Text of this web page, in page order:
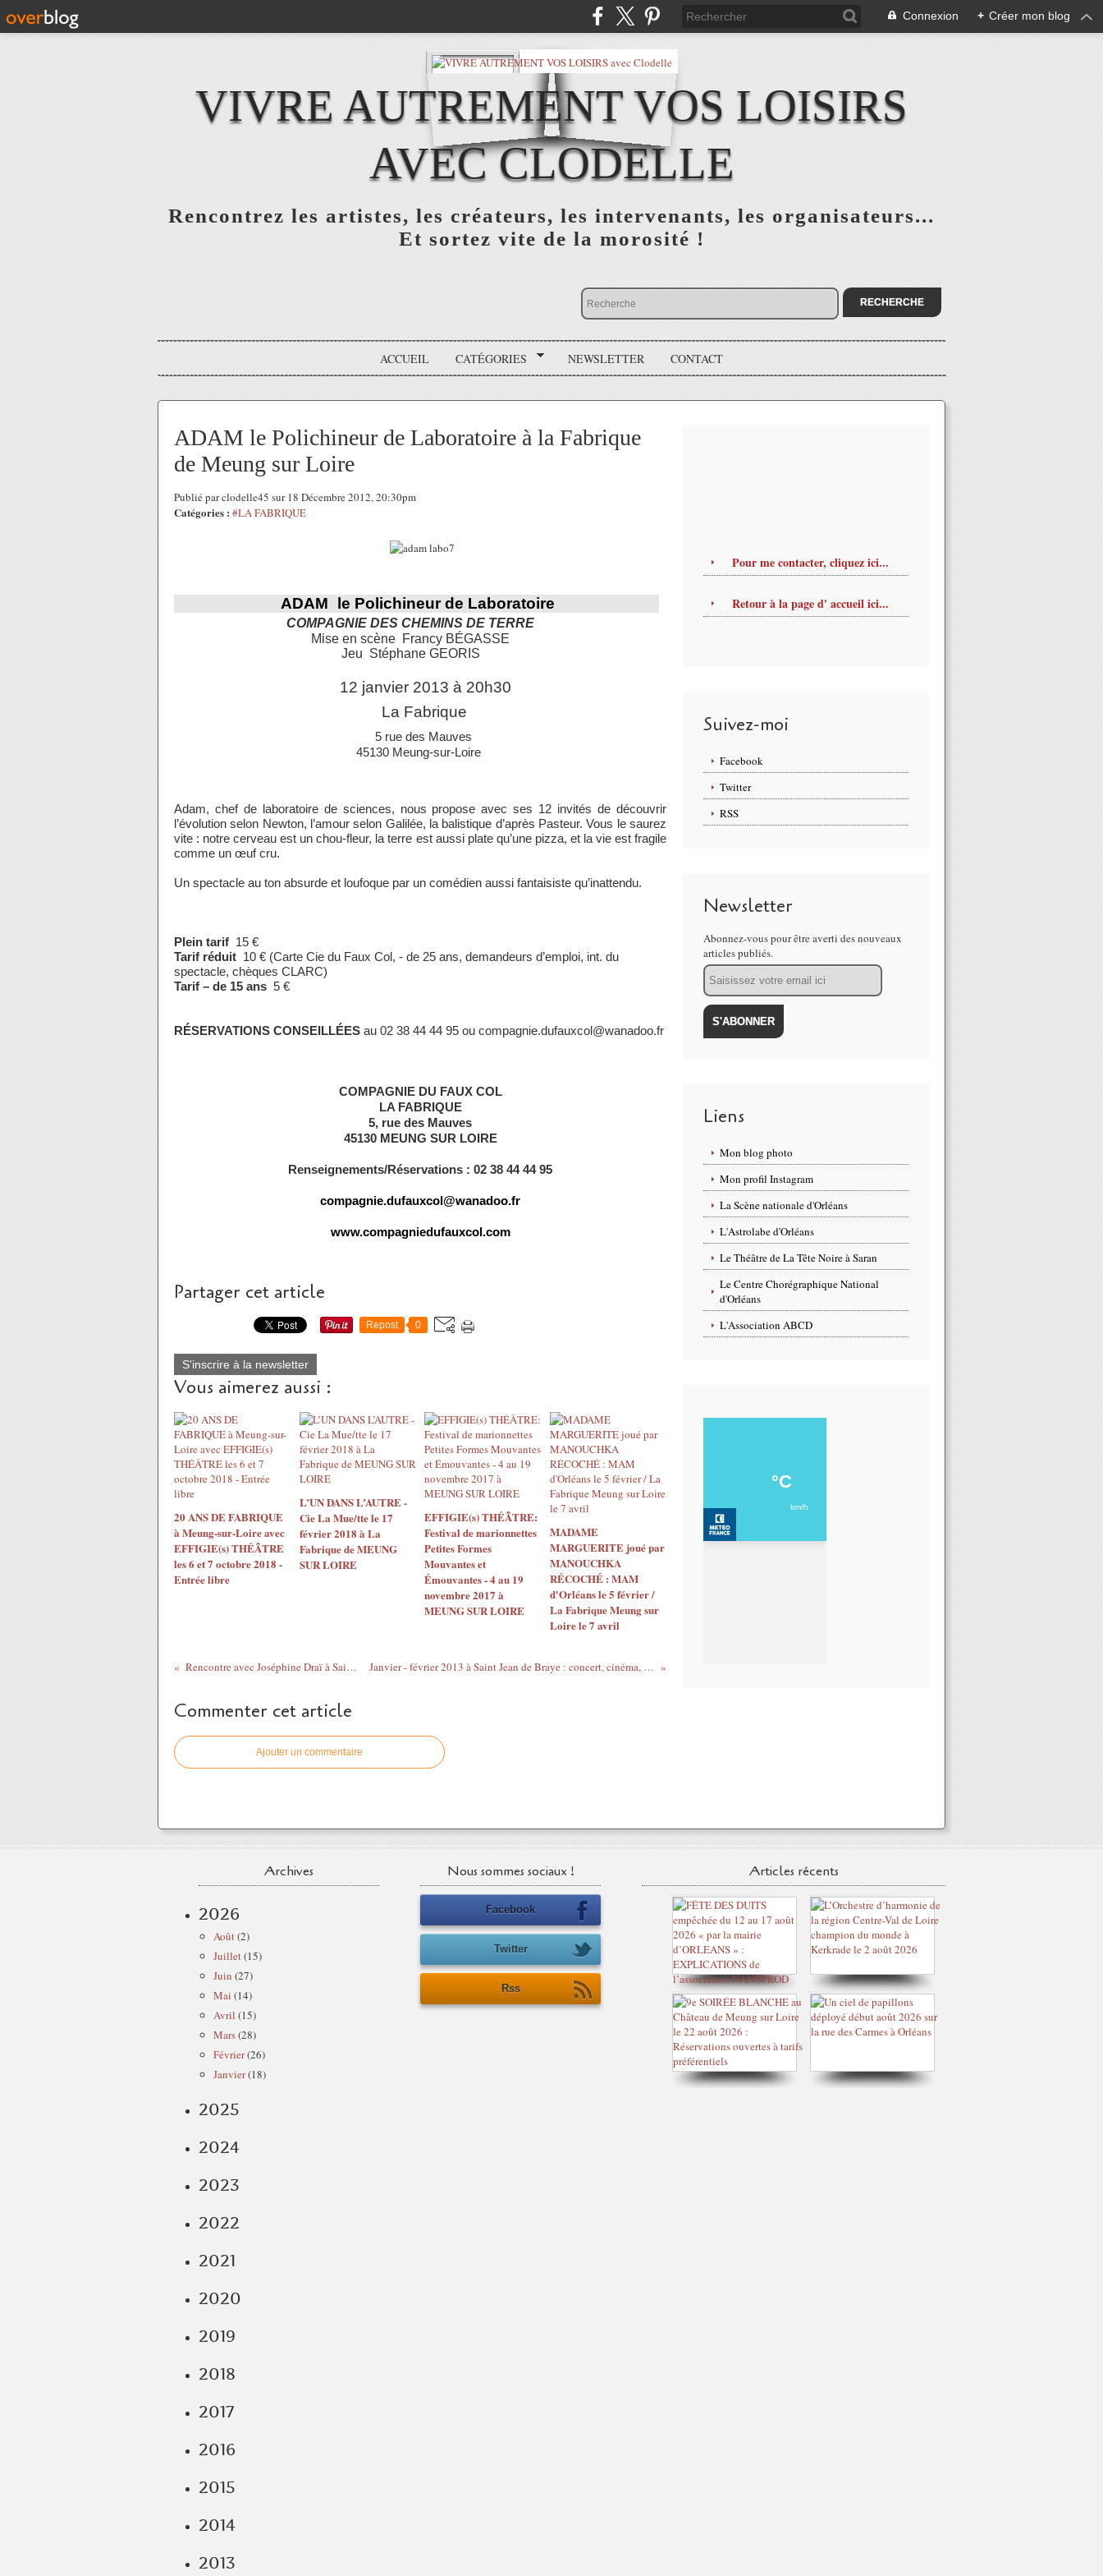
Connexion + Créer mon blog
VIVRE AUTREMENT VOS LOISIRS
AVEC CLODELLE
Rencontrez les artistes, les créateurs, les intervenants, les organisateurs...
Et sortez vite de la morosité !
ACCUEIL CATÉGORIES NEWSLETTER CONTACT
ADAM le Polichineur de Laboratoire à la Fabrique
de Meung sur Loire
Publié par clodelle45 sur 18 Décembre 2012, 20:30pm
Catégories : #LA FABRIQUE
ADAM le Polichineur de Laboratoire
COMPAGNIE DES CHEMINS DE TERRE
Mise en scène Francy BÉGASSE
Jeu Stéphane GEORIS
12 janvier 2013 à 20h30
La Fabrique
5 rue des Mauves
45130 Meung-sur-Loire
Adam, chef de laboratoire de sciences, nous propose avec ses 12 invités de découvrir
l’évolution selon Newton, l’amour selon Galilée, la balistique d’après Pasteur. Vous le saurez
vite : notre cerveau est un chou-fleur, la terre est aussi plate qu’une pizza, et la vie est fragile
comme un œuf cru.
Un spectacle au ton absurde et loufoque par un comédien aussi fantaisiste qu’inattendu.
Plein tarif 15 €
Tarif réduit 10 € (Carte Cie du Faux Col, - de 25 ans, demandeurs d’emploi, int. du
spectacle, chèques CLARC)
Tarif – de 15 ans 5 €
RÉSERVATIONS CONSEILLÉES au 02 38 44 44 95 ou compagnie.dufauxcol@wanadoo.fr
COMPAGNIE DU FAUX COL
LA FABRIQUE
5, rue des Mauves
45130 MEUNG SUR LOIRE
Renseignements/Réservations : 02 38 44 44 95
compagnie.dufauxcol@wanadoo.fr
www.compagniedufauxcol.com
Partager cet article
Repost 0
S'inscrire à la newsletter
Vous aimerez aussi :
20 ANS DE FABRIQUE
à Meung-sur-Loire avec
EFFIGIE(s) THÉÂTRE
les 6 et 7 octobre 2018 -
Entrée libre
L’UN DANS L’AUTRE -
Cie La Mue/tte le 17
février 2018 à La
Fabrique de MEUNG
SUR LOIRE
EFFIGIE(s) THÉÂTRE:
Festival de marionnettes
Petites Formes
Mouvantes et
Émouvantes - 4 au 19
novembre 2017 à
MEUNG SUR LOIRE
MADAME
MARGUERITE joué par
MANOUCHKA
RÉCOCHÉ : MAM
d'Orléans le 5 février /
La Fabrique Meung sur
Loire le 7 avril
Rencontre avec Joséphine Draï à Saint Jean de La Ruelle (Loiret) Janvier - février 2013 à Saint Jean de Braye : concert, cinéma, conférence, animation,exposition, spectacle
Commenter cet article
Ajouter un commentaire
Pour me contacter, cliquez ici...
Retour à la page d' accueil ici...
Suivez-moi
Facebook
Twitter
RSS
Newsletter
Abonnez-vous pour être averti des nouveaux
articles publiés.
Email
Liens
Mon blog photo
Mon profil Instagram
La Scène nationale d'Orléans
L'Astrolabe d'Orléans
Le Théâtre de La Tête Noire à Saran
Le Centre Chorégraphique National
d'Orléans
L'Association ABCD
Archives
2026
Août(2)
Juillet(15)
Juin (27)
Mai (14)
Avril (15)
Mars(28)
Février(26)
Janvier(18)
2025
2024
2023
2022
2021
2020
2019
2018
2017
2016
2015
2014
2013
Nous sommes sociaux !
Facebook
Twitter
Rss
Articles récents